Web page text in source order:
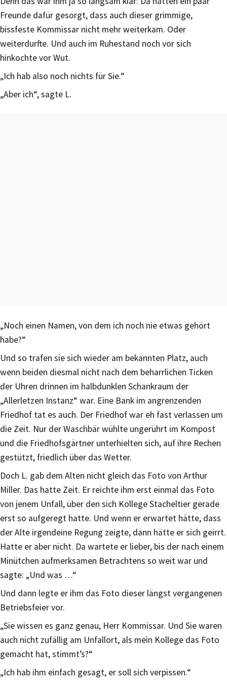
Freunde dafür gesorgt, dass auch dieser grimmige,
bissfeste Kommissar nicht mehr weiterkam. Oder
weiterdurfte. Und auch im Ruhestand noch vor sich
hinkochte vor Wut.
„Ich hab also noch nichts für Sie.“
„Aber ich“, sagte L.
„Noch einen Namen, von dem ich noch nie etwas gehört
habe?“
Und so trafen sie sich wieder am bekannten Platz, auch
wenn beiden diesmal nicht nach dem beharrlichen Ticken
der Uhren drinnen im halbdunklen Schankraum der
„Allerletzen Instanz“ war. Eine Bank im angrenzenden
Friedhof tat es auch. Der Friedhof war eh fast verlassen um
die Zeit. Nur der Waschbär wühlte ungerührt im Kompost
und die Friedhofsgärtner unterhielten sich, auf ihre Rechen
gestützt, friedlich über das Wetter.
Doch L. gab dem Alten nicht gleich das Foto von Arthur
Miller. Das hatte Zeit. Er reichte ihm erst einmal das Foto
von jenem Unfall, über den sich Kollege Stacheltier gerade
erst so aufgeregt hatte. Und wenn er erwartet hätte, dass
der Alte irgendeine Regung zeigte, dann hätte er sich geirrt.
Hatte er aber nicht. Da wartete er lieber, bis der nach einem
Minütchen aufmerksamen Betrachtens so weit war und
sagte: „Und was …“
Und dann legte er ihm das Foto dieser längst vergangenen
Betriebsfeier vor.
„Sie wissen es ganz genau, Herr Kommissar. Und Sie waren
auch nicht zufällig am Unfallort, als mein Kollege das Foto
gemacht hat, stimmt’s?“
„Ich hab ihm einfach gesagt, er soll sich verpissen.“